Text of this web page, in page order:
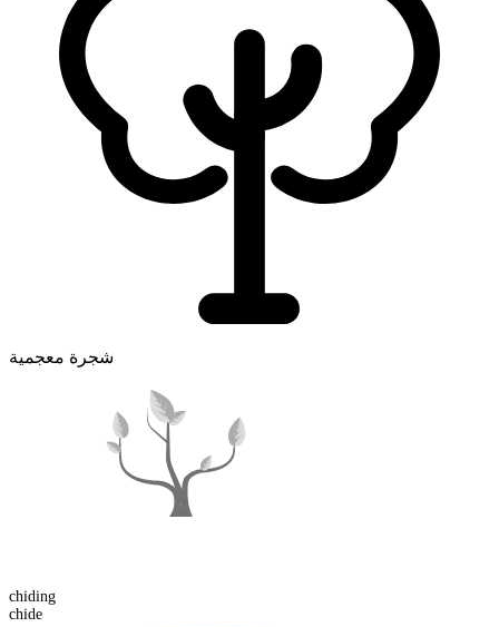
شجرة معجمية
chiding
chide